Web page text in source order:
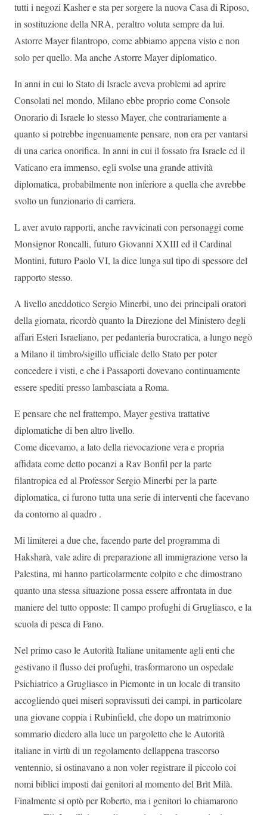
tutti i negozi Kasher e sta per sorgere la nuova Casa di Riposo,
in sostituzione della NRA, peraltro voluta sempre da lui.
Astorre Mayer filantropo, come abbiamo appena visto e non
solo per quello. Ma anche Astorre Mayer diplomatico.
In anni in cui lo Stato di Israele aveva problemi ad aprire
Consolati nel mondo, Milano ebbe proprio come Console
Onorario di Israele lo stesso Mayer, che contrariamente a
quanto si potrebbe ingenuamente pensare, non era per vantarsi
di una carica onorifica. In anni in cui il fossato fra Israele ed il
Vaticano era immenso, egli svolse una grande attività
diplomatica, probabilmente non inferiore a quella che avrebbe
svolto un funzionario di carriera.
L aver avuto rapporti, anche ravvicinati con personaggi come
Monsignor Roncalli, futuro Giovanni XXIII ed il Cardinal
Montini, futuro Paolo VI, la dice lunga sul tipo di spessore del
rapporto stesso.
A livello aneddotico Sergio Minerbi, uno dei principali oratori
della giornata, ricordò quanto la Direzione del Ministero degli
affari Esteri Israeliano, per pedanteria burocratica, a lungo negò
a Milano il timbro/sigillo ufficiale dello Stato per poter
concedere i visti, e che i Passaporti dovevano continuamente
essere spediti presso lambasciata a Roma.
E pensare che nel frattempo, Mayer gestiva trattative
diplomatiche di ben altro livello.
Come dicevamo, a lato della rievocazione vera e propria
affidata come detto pocanzi a Rav Bonfil per la parte
filantropica ed al Professor Sergio Minerbi per la parte
diplomatica, ci furono tutta una serie di interventi che facevano
da contorno al quadro .
Mi limiterei a due che, facendo parte del programma di
Haksharà, vale adire di preparazione all immigrazione verso la
Palestina, mi hanno particolarmente colpito e che dimostrano
quanto una stessa situazione possa essere affrontata in due
maniere del tutto opposte: Il campo profughi di Grugliasco, e la
scuola di pesca di Fano.
Nel primo caso le Autorità Italiane unitamente agli enti che
gestivano il flusso dei profughi, trasformarono un ospedale
Psichiatrico a Grugliasco in Piemonte in un locale di transito
accogliendo quei miseri sopravissuti dei campi, in particolare
una giovane coppia i Rubinfield, che dopo un matrimonio
sommario diedero alla luce un pargoletto che le Autorità
italiane in virtù di un regolamento dellappena trascorso
ventennio, si ostinavano a non voler registrare il piccolo coi
nomi biblici imposti dai genitori al momento del Brìt Milà.
Finalmente si optò per Roberto, ma i genitori lo chiamarono